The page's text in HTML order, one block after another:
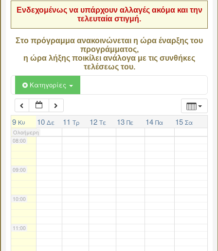
Ενδεχομένως να υπάρχουν αλλαγές ακόμα και την
τελευταία στιγμή.
Στο πρόγραμμα ανακοινώνεται η ώρα έναρξης του
προγράμματος,
η ώρα λήξης ποικίλει ανάλογα με τις συνθήκες
τελέσεως του.
Κατηγορίες
9 Κυ 10 Δε 11 Τρ 12 Τε 13 Πε 14 Πα 15 Σα
Ολοήμερη
06:00
07:00
08:00
09:00
10:00
11:00